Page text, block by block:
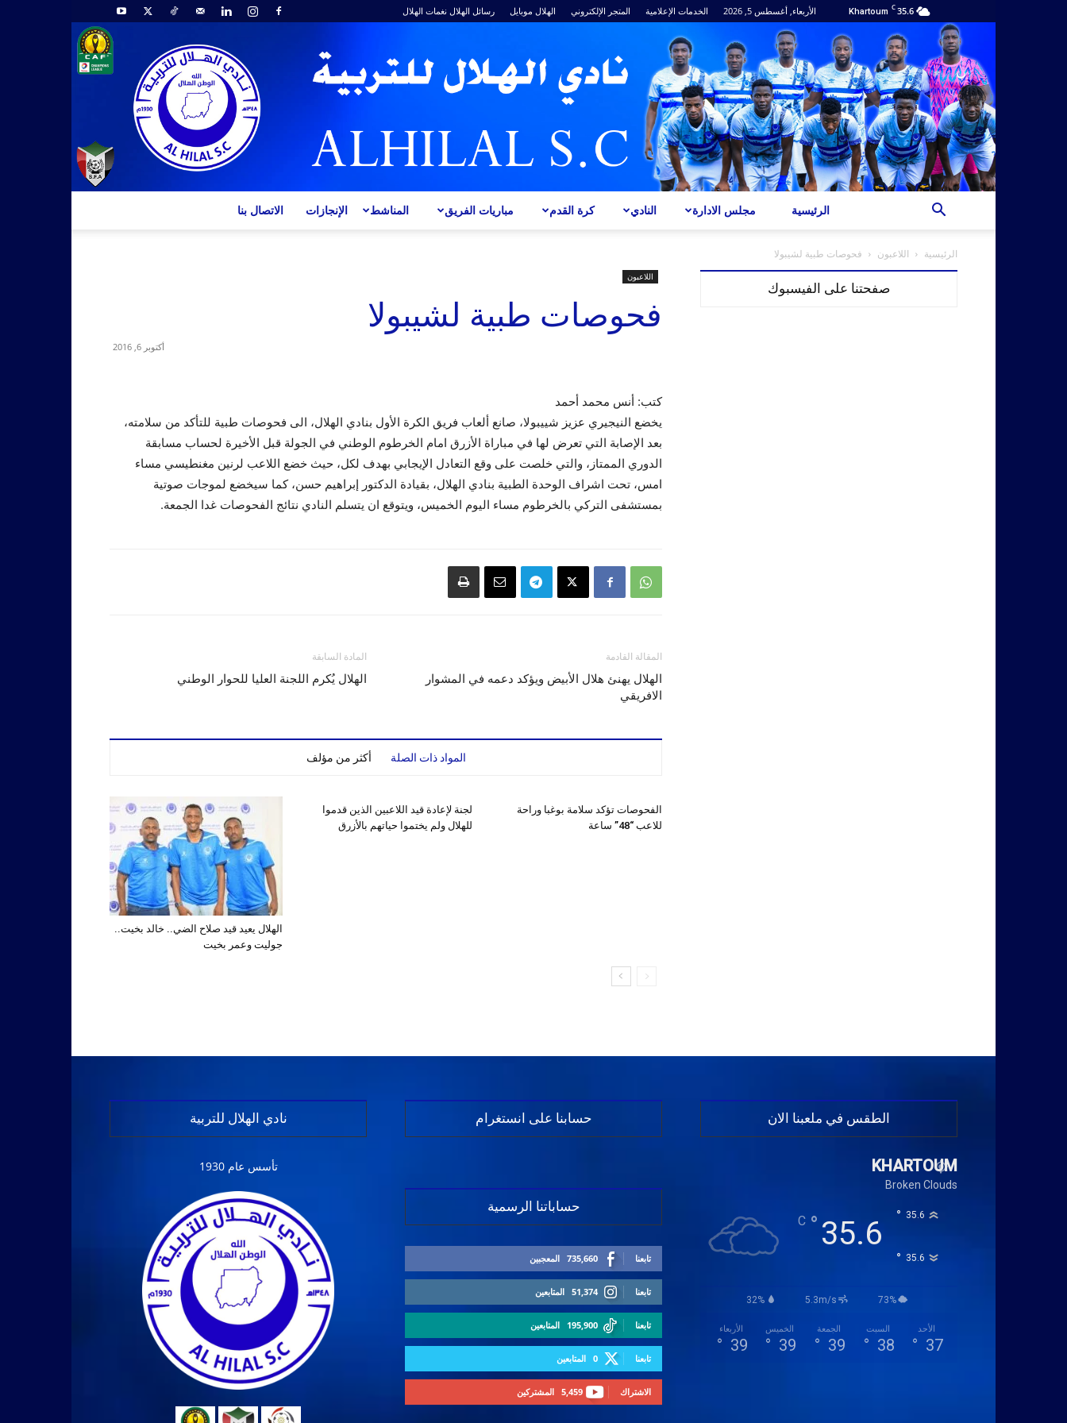
35.6
C
Khartoum الأربعاء, أغسطس 5, 2026 الخدمات الإعلامية المتجر الإلكتروني الهلال موبايل رسائل الهلال نغمات الهلال
الاتصال بنا الإنجازات المناشط مباريات الفريق كرة القدم النادي مجلس الادارة الرئيسية
الرئيسية اللاعبون فحوصات طبية لشيبولا
اللاعبون
فحوصات طبية لشيبولا
أكتوبر 6, 2016
كتب: أنس محمد أحمد
يخضع النيجيري عزيز شييبولا، صانع ألعاب فريق الكرة الأول بنادي الهلال، الى فحوصات طبية للتأكد من سلامته،
بعد الإصابة التي تعرض لها في مباراة الأزرق امام الخرطوم الوطني في الجولة قبل الأخيرة لحساب مسابقة
الدوري الممتاز، والتي خلصت على وقع التعادل الإيجابي بهدف لكل، حيث خضع اللاعب لرنين مغنطيسي مساء
امس، تحت اشراف الوحدة الطبية بنادي الهلال، بقيادة الدكتور إبراهيم حسن، كما سيخضع لموجات صوتية
بمستشفى التركي بالخرطوم مساء اليوم الخميس، ويتوقع ان يتسلم النادي نتائج الفحوصات غدا الجمعة.
المادة السابقة
الهلال يُكرم اللجنة العليا للحوار الوطني
المقالة القادمة
الهلال يهنئ هلال الأبيض ويؤكد دعمه في المشوار
الافريقي
المواد ذات الصلة أكثر من مؤلف
الهلال يعيد قيد صلاح الضي.. خالد بخيت..
جوليت وعمر بخيت
لجنة لإعادة قيد اللاعبين الذين قدموا
للهلال ولم يختموا حياتهم بالأزرق
الفحوصات تؤكد سلامة بوغبا وراحة
للاعب “48” ساعة
صفحتنا على الفيسبوك
نادي الهلال للتربية
تأسس عام 1930
حسابنا على انستغرام
حساباتنا الرسمية
735,660 المعجبين تابعنا
51,374 المتابعين تابعنا
195,900 المتابعين تابعنا
0 المتابعين تابعنا
5,459 المشتركين الاشتراك
الطقس في ملعبنا الان
KHARTOUM
Broken Clouds
35.6
°
C 35.6
°
35.6
°
32% 5.3m/s 73%
الأربعاء
39
°
الخميس
39
°
الجمعة
39
°
السبت
38
°
الأحد
37
°